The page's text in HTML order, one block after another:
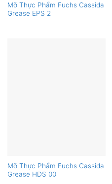
Mỡ Thực Phẩm Fuchs Cassida
Grease EPS 2
Mỡ Thực Phẩm Fuchs Cassida
Grease HDS 00